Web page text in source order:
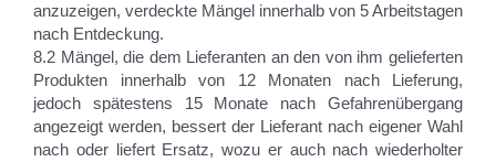
anzuzeigen, verdeckte Mängel innerhalb von 5 Arbeitstagen
nach Entdeckung.
8.2 Mängel, die dem Lieferanten an den von ihm gelieferten
Produkten innerhalb von 12 Monaten nach Lieferung,
jedoch spätestens 15 Monate nach Gefahrenübergang
angezeigt werden, bessert der Lieferant nach eigener Wahl
nach oder liefert Ersatz, wozu er auch nach wiederholter